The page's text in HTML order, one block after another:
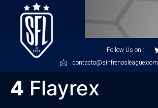
Follow Us on :
contacto@sinfrenosleague.com
4 Flayrex